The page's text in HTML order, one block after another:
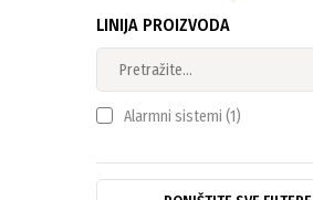
LINIJA PROIZVODA
Alarmni sistemi (1)